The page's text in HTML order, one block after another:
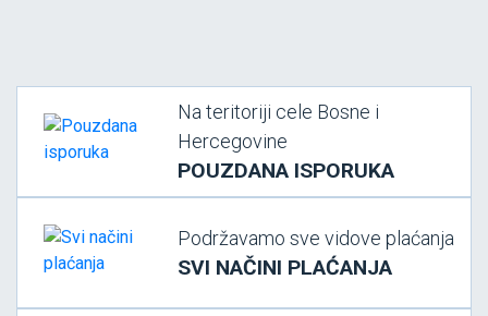
Na teritoriji cele Bosne i
Hercegovine
POUZDANA ISPORUKA
Podržavamo sve vidove plaćanja
SVI NAČINI PLAĆANJA